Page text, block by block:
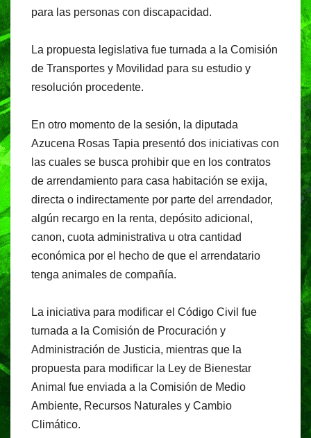
para las personas con discapacidad.
La propuesta legislativa fue turnada a la Comisión
de Transportes y Movilidad para su estudio y
resolución procedente.
En otro momento de la sesión, la diputada
Azucena Rosas Tapia presentó dos iniciativas con
las cuales se busca prohibir que en los contratos
de arrendamiento para casa habitación se exija,
directa o indirectamente por parte del arrendador,
algún recargo en la renta, depósito adicional,
canon, cuota administrativa u otra cantidad
económica por el hecho de que el arrendatario
tenga animales de compañía.
La iniciativa para modificar el Código Civil fue
turnada a la Comisión de Procuración y
Administración de Justicia, mientras que la
propuesta para modificar la Ley de Bienestar
Animal fue enviada a la Comisión de Medio
Ambiente, Recursos Naturales y Cambio
Climático.